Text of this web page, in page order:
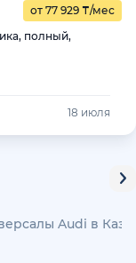
от 77 929 ₸/мес
полный,
18 июля
Audi в